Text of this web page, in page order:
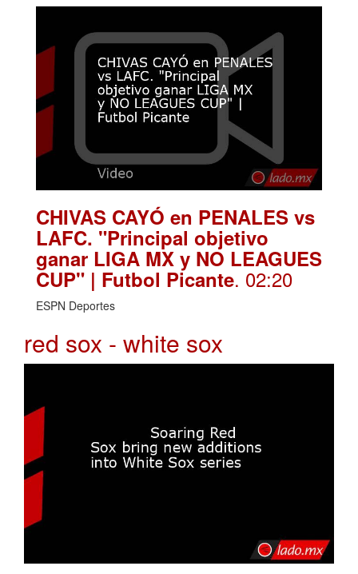
CHIVAS CAYÓ en PENALES vs
LAFC. "Principal objetivo
ganar LIGA MX y NO LEAGUES
CUP" | Futbol Picante. 02:20
ESPN Deportes
red sox - white sox